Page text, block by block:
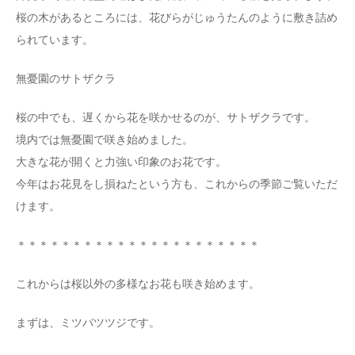
桜の木があるところには、花びらがじゅうたんのように敷き詰め
られています。
無憂園のサトザクラ
桜の中でも、遅くから花を咲かせるのが、サトザクラです。
境内では無憂園で咲き始めました。
大きな花が開くと力強い印象のお花です。
今年はお花見をし損ねたという方も、これからの季節ご覧いただ
けます。
＊＊＊＊＊＊＊＊＊＊＊＊＊＊＊＊＊＊＊＊＊＊
これからは桜以外の多様なお花も咲き始めます。
まずは、ミツバツツジです。